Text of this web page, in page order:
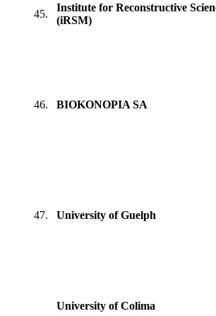
45.
Institute for Reconstructive
(iRSM)
46. BIOKONOPIA SA
47. University of Guelph
University of Colima